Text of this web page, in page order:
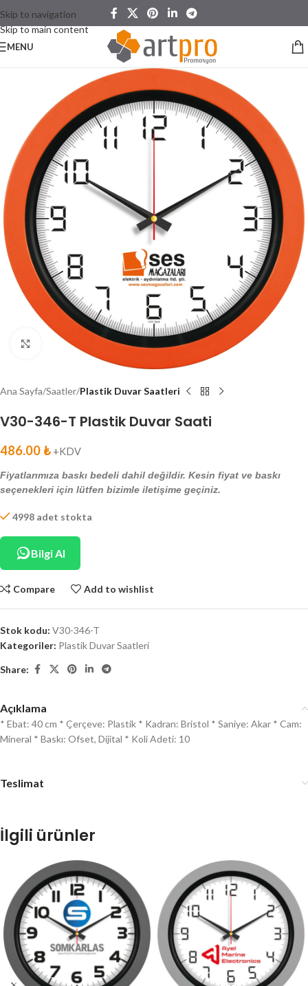
Skip to navigation
Skip to main content
MENU
Click to enlarge
Ana Sayfa Saatler Plastik Duvar Saatleri
V30-346-T Plastik Duvar Saati
486.00₺ +KDV
Fiyatlarımıza baskı bedeli dahil değildir. Kesin fiyat ve baskı
seçenekleri için lütfen bizimle iletişime geçiniz.
4998 adet stokta
Bilgi Al
Compare Add to wishlist
Stok kodu: V30-346-T
Kategoriler: Plastik Duvar Saatleri
Share:
Açıklama
* Ebat: 40 cm * Çerçeve: Plastik * Kadran: Bristol * Saniye: Akar * Cam:
Mineral * Baskı: Ofset, Dijital * Koli Adeti: 10
Teslimat
İlgili ürünler